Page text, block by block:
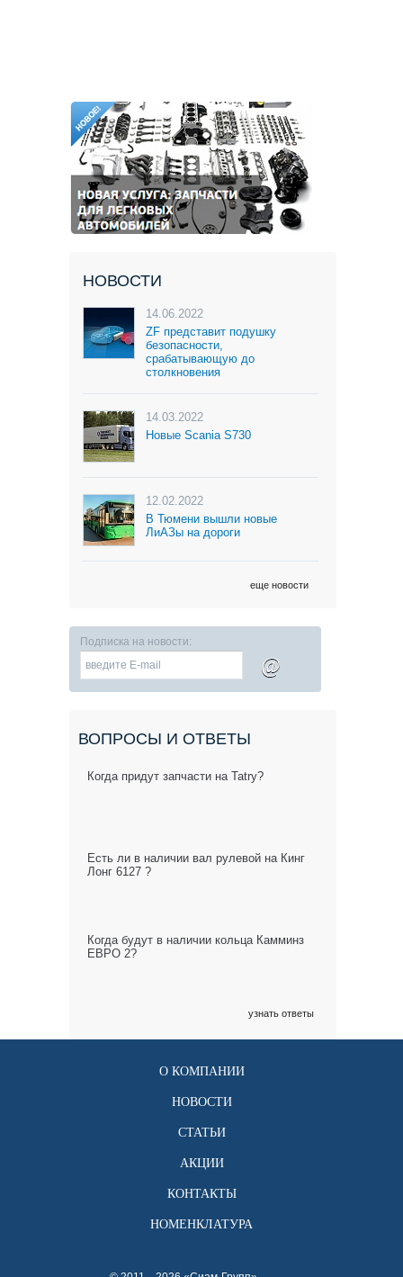
НОВОСТИ
14.06.2022
ZF представит подушку
безопасности,
срабатывающую до
столкновения
14.03.2022
Новые Scania S730
12.02.2022
В Тюмени вышли новые
ЛиАЗы на дороги
еще новости
Подписка на новости:
@
ВОПРОСЫ И ОТВЕТЫ
Когда придут запчасти на Tatry?
Есть ли в наличии вал рулевой на Кинг
Лонг 6127 ?
Когда будут в наличии кольца Камминз
ЕВРО 2?
узнать ответы
О КОМПАНИИ
НОВОСТИ
СТАТЬИ
АКЦИИ
КОНТАКТЫ
НОМЕНКЛАТУРА